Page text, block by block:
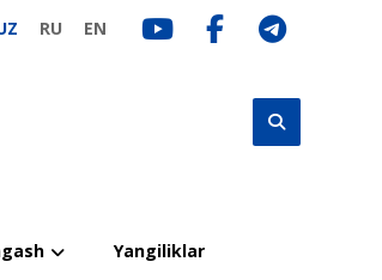
RU EN
Yangiliklar